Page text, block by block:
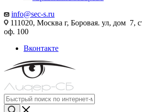
info@sec-s.ru
111020, Москва г, Боровая. ул, дом 7,
оф. 100
Вконтакте